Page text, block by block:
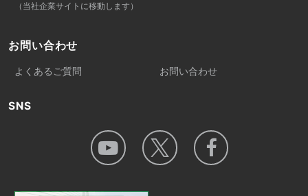
（当社企業サイトに移動します）
お問い合わせ
よくあるご質問 お問い合わせ
SNS